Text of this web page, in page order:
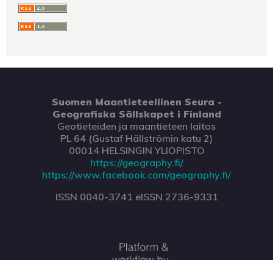
Suomen Maantieteellinen Seura -
Geografiska Sällskapet i Finland
Geotieteiden ja maantieteen laitos
PL 64 (Gustaf Hällströmin katu 2)
00014 HELSINGIN YLIOPISTO
https://geography.fi/
https://www.facebook.com/geography.fi/
ISSN 0040-3741 eISSN 2736-9331